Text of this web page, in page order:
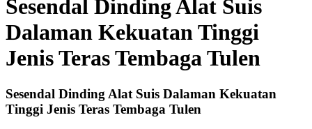
Sesendal Dinding Alat Suis
Dalaman Kekuatan Tinggi
Jenis Teras Tembaga Tulen
Sesendal Dinding Alat Suis Dalaman Kekuatan
Tinggi Jenis Teras Tembaga Tulen